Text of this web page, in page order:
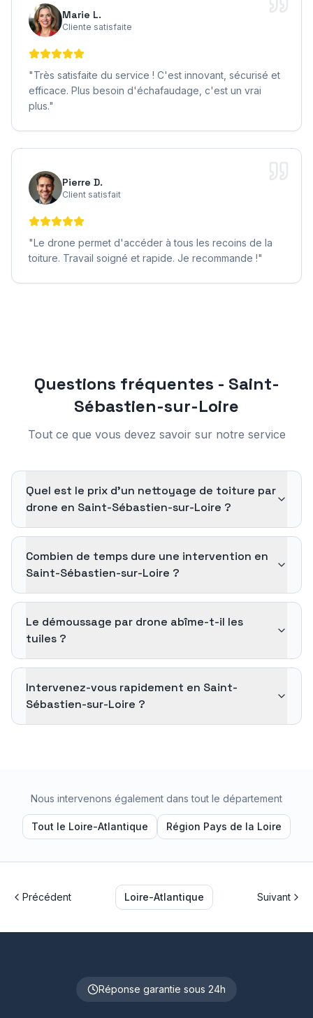
Marie L.
Cliente satisfaite
"Très satisfaite du service ! C'est innovant, sécurisé et
efficace. Plus besoin d'échafaudage, c'est un vrai
plus."
Pierre D.
Client satisfait
"Le drone permet d'accéder à tous les recoins de la
toiture. Travail soigné et rapide. Je recommande !"
Questions fréquentes - Saint-
Sébastien-sur-Loire
Tout ce que vous devez savoir sur notre service
Quel est le prix d'un nettoyage de toiture par
drone en Saint-Sébastien-sur-Loire ?
Combien de temps dure une intervention en
Saint-Sébastien-sur-Loire ?
Le démoussage par drone abîme-t-il les
tuiles ?
Intervenez-vous rapidement en Saint-
Sébastien-sur-Loire ?
Nous intervenons également dans tout le département
Tout le Loire-Atlantique Région Pays de la Loire
Précédent Loire-Atlantique Suivant
Réponse garantie sous 24h